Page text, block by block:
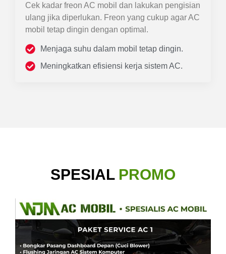
Cek kadar freon AC mobil dan lakukan pengisian
ulang jika diperlukan. Freon yang cukup agar AC
mobil tetap dingin dengan optimal.
Menjaga suhu dalam mobil tetap dingin.
Meningkatkan efisiensi kerja sistem AC.
SPESIAL PROMO